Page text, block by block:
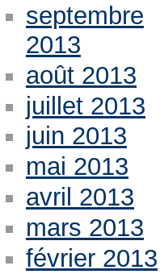
septembre
2013
août 2013
juillet 2013
juin 2013
mai 2013
avril 2013
mars 2013
février 2013